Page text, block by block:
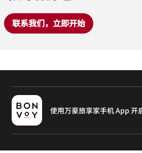
联系我们，立即开始
使用万豪旅享家手机 App 开